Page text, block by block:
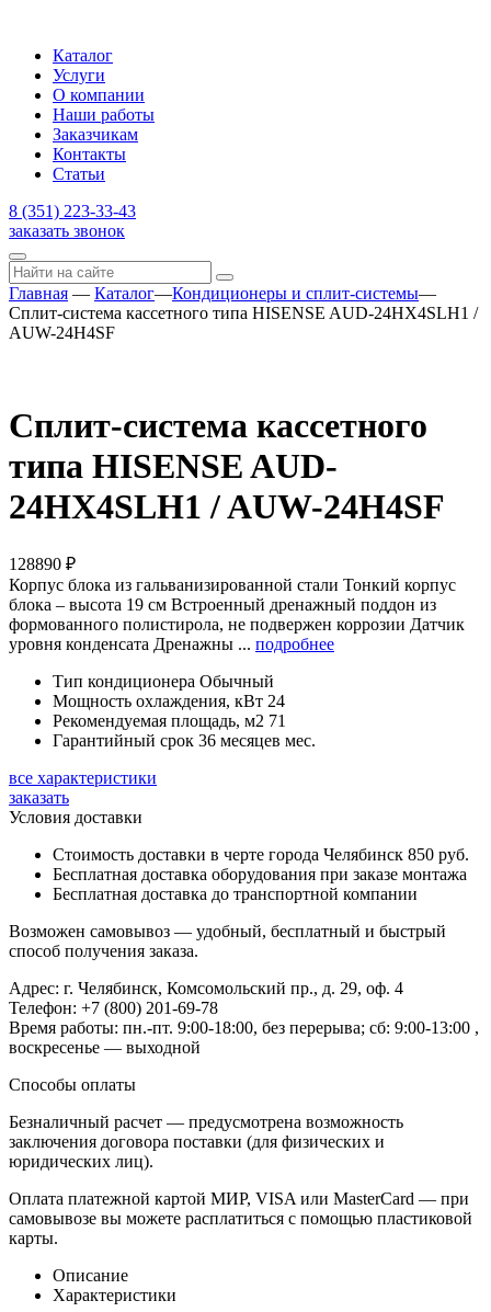
Каталог
Услуги
О компании
Наши работы
Заказчикам
Контакты
Статьи
8 (351) 223-33-43
заказать звонок
Главная — Каталог—Кондиционеры и сплит-системы—
Сплит-система кассетного типа HISENSE AUD-24HX4SLH1 /
AUW-24H4SF
Сплит-система кассетного
типа HISENSE AUD-
24HX4SLH1 / AUW-24H4SF
128890 ₽
Корпус блока из гальванизированной стали Тонкий корпус
блока – высота 19 см Встроенный дренажный поддон из
формованного полистирола, не подвержен коррозии Датчик
уровня конденсата Дренажны ... подробнее
Тип кондиционера Обычный
Мощность охлаждения, кВт 24
Рекомендуемая площадь, м2 71
Гарантийный срок 36 месяцев мес.
все характеристики
заказать
Условия доставки
Стоимость доставки в черте города Челябинск 850 руб.
Бесплатная доставка оборудования при заказе монтажа
Бесплатная доставка до транспортной компании
Возможен самовывоз — удобный, бесплатный и быстрый
способ получения заказа.
Адрес: г. Челябинск, Комсомольский пр., д. 29, оф. 4
Телефон: +7 (800) 201-69-78
Время работы: пн.-пт. 9:00-18:00, без перерыва; сб: 9:00-13:00 ,
воскресенье — выходной
Способы оплаты
Безналичный расчет — предусмотрена возможность
заключения договора поставки (для физических и
юридических лиц).
Оплата платежной картой МИР, VISA или MasterCard — при
самовывозе вы можете расплатиться с помощью пластиковой
карты.
Описание
Характеристики